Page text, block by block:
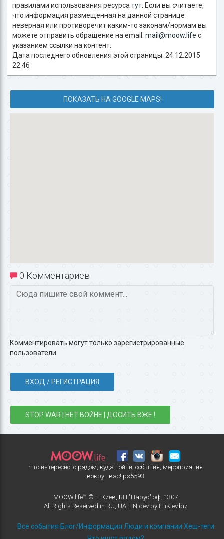
правилами использования ресурса тут . Если вы считаете,
что информация размещенная на данной странице
неверная или противоречит каким-то законам/нормам вы
можете отправить обращение на email: mail@moow.life c
указанием ссылки на контент.
Дата последнего обновления этой страницы: 24.12.2015
22:46
ПОКАЗАТЬ НА GOOGLE MAPS!
0 Комментариев
Комментировать могут только зарегистрированные
пользователи
ВХОД / РЕГИСТРАЦИЯ
STOP WAR | НЕТ ВОЙНЕ | ДОСИТЬ ВЖЕ !
Что интересного рядом, куда пойти, события, мероприятия
вокруг вас! ps5593
MOOW.life™ © г. Киев, БЦ "Парус" оф. 1307
All Rights Reserved in RU UA, EN dev by IT.iKiev.biz
Все события Блог/Информация Люди и компании Хеш-теги